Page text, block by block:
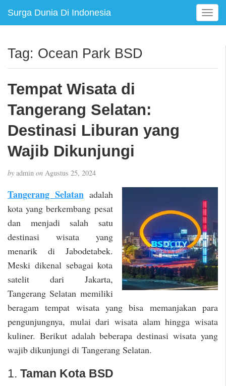
Surga Dunia Di Indonesia
T
o
e
Tag: Ocean Park BSD
Tempat Wisata di
Tangerang Selatan:
Destinasi Liburan yang
Wajib Dikunjungi
by admin on Agustus 25, 2024
Tangerang Selatan adalah
kota yang berkembang pesat
dan menjadi salah satu
destinasi wisata yang
menarik di Jabodetabek.
Meski dikenal sebagai kota
satelit dari Jakarta,
Tangerang Selatan memiliki
beragam tempat wisata yang bisa memanjakan para
pengunjungnya, mulai dari wisata alam hingga wisata
kuliner. Berikut adalah beberapa destinasi wisata yang
wajib dikunjungi di Tangerang Selatan.
1. Taman Kota BSD